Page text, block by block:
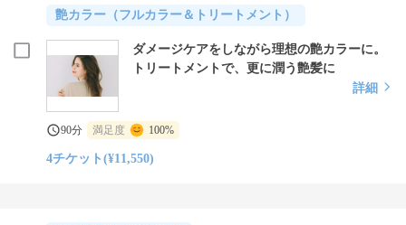
艶カラー（フルカラー＆トリートメント）
ダメージケアをしながら理想の艶カラーに。
トリートメントで、更に潤う艶髪に
詳細
90分 満足度 100%
4チケット(¥11,550)